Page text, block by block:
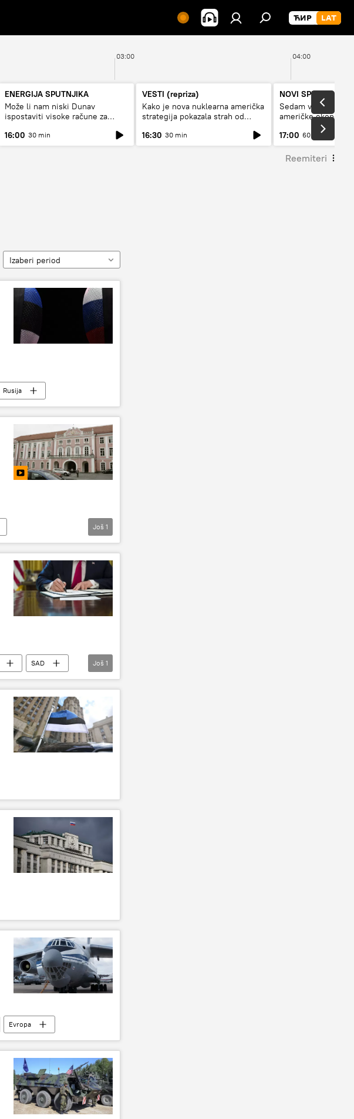
03:00 04:00
ENERGIJA SPUTNJIKA
Može li nam niski Dunav
ispostaviti visoke račune za
16:00 30 min
VESTI (repriza)
Kako je nova nuklearna američka
strategija pokazala strah od
16:30 30 min
NOVI SPUTNJIK
Sedam
američke
17:00 60 min
Reemiteri
Izaberi period
Rusija
Još 1
SAD
Još 1
Evropa